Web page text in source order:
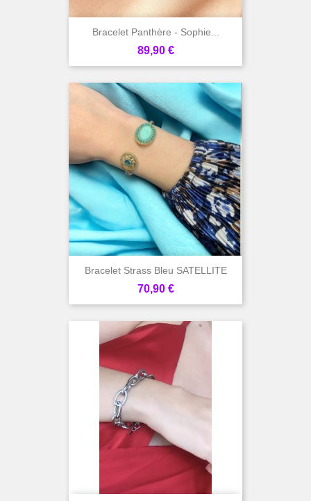
Bracelet Panthère - Sophie...
Prix
89,90 €
Bracelet Strass Bleu SATELLITE
Prix
70,90 €